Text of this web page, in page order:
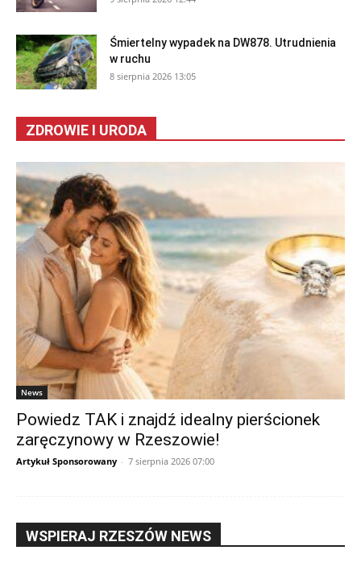
Śmiertelny wypadek na DW878. Utrudnienia
w ruchu
8 sierpnia 2026 13:05
ZDROWIE I URODA
News
Powiedz TAK i znajdź idealny pierścionek
zaręczynowy w Rzeszowie!
Artykuł Sponsorowany - 7 sierpnia 2026 07:00
WSPIERAJ RZESZÓW NEWS